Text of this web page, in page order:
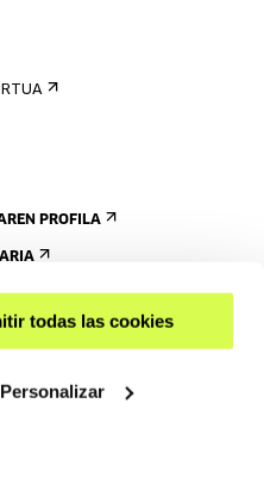
todas las cookies
Personalizar
PROFILA